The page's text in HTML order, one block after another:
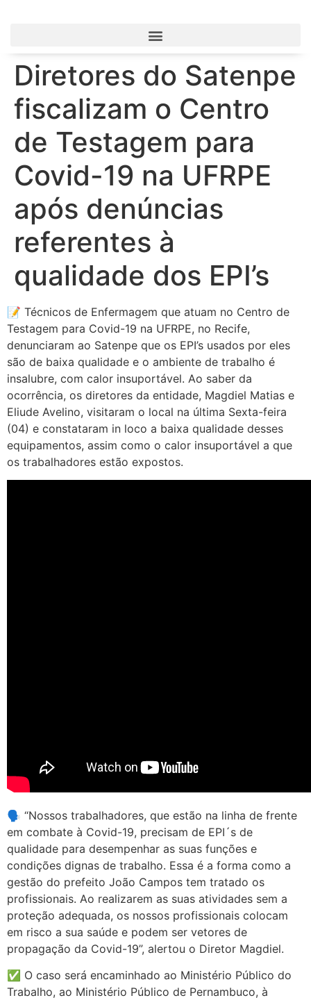
Diretores do Satenpe
fiscalizam o Centro
de Testagem para
Covid-19 na UFRPE
após denúncias
referentes à
qualidade dos EPI’s
📝 Técnicos de Enfermagem que atuam no Centro de
Testagem para Covid-19 na UFRPE, no Recife,
denunciaram ao Satenpe que os EPI’s usados por eles
são de baixa qualidade e o ambiente de trabalho é
insalubre, com calor insuportável. Ao saber da
ocorrência, os diretores da entidade, Magdiel Matias e
Eliude Avelino, visitaram o local na última Sexta-feira
(04) e constataram in loco a baixa qualidade desses
equipamentos, assim como o calor insuportável a que
os trabalhadores estão expostos.
🗣️ “Nossos trabalhadores, que estão na linha de frente
em combate à Covid-19, precisam de EPI´s de
qualidade para desempenhar as suas funções e
condições dignas de trabalho. Essa é a forma como a
gestão do prefeito João Campos tem tratado os
profissionais. Ao realizarem as suas atividades sem a
proteção adequada, os nossos profissionais colocam
em risco a sua saúde e podem ser vetores de
propagação da Covid-19”, alertou o Diretor Magdiel.
✅ O caso será encaminhado ao Ministério Público do
Trabalho, ao Ministério Público de Pernambuco, à